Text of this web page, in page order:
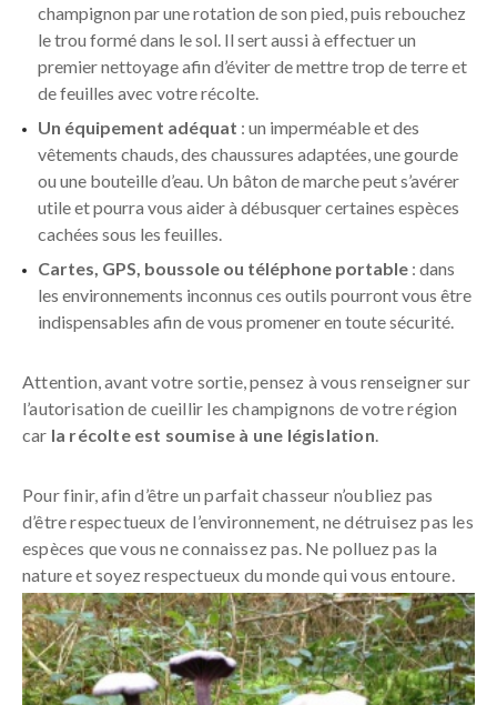
champignon par une rotation de son pied, puis rebouchez
le trou formé dans le sol. Il sert aussi à effectuer un
premier nettoyage afin d’éviter de mettre trop de terre et
de feuilles avec votre récolte.
Un équipement adéquat : un imperméable et des
vêtements chauds, des chaussures adaptées, une gourde
ou une bouteille d’eau. Un bâton de marche peut s’avérer
utile et pourra vous aider à débusquer certaines espèces
cachées sous les feuilles.
Cartes, GPS, boussole ou téléphone portable : dans
les environnements inconnus ces outils pourront vous être
indispensables afin de vous promener en toute sécurité.
Attention, avant votre sortie, pensez à vous renseigner sur
l’autorisation de cueillir les champignons de votre région
car la récolte est soumise à une législation
Pour finir, afin d’être un parfait chasseur n’oubliez pas
d’être respectueux de l’environnement, ne détruisez pas les
espèces que vous ne connaissez pas. Ne polluez pas la
nature et soyez respectueux du monde qui vous entoure.